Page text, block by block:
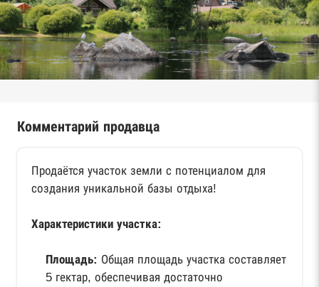
Комментарий продавца
Продаётся участок земли с потенциалом для
создания уникальной базы отдыха!
Характеристики участка:
Площадь: Общая площадь участка составляет
5 гектар, обеспечивая достаточно